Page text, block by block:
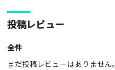
投稿レビュー
全件
まだ投稿レビューはありません。